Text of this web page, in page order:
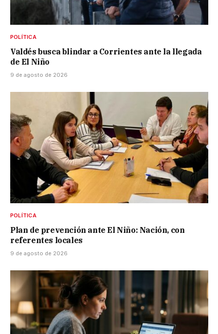
POLÍTICA
Valdés busca blindar a Corrientes ante la llegada
de El Niño
9 de agosto de 2026
POLÍTICA
Plan de prevención ante El Niño: Nación, con
referentes locales
9 de agosto de 2026